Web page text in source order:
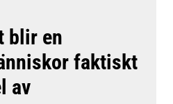
blir en
faktiskt
av